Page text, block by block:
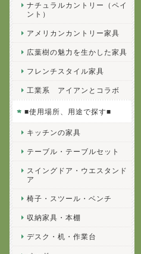
ナチュラルカントリー（ペイ
ント）
アメリカンカントリー家具
広葉樹の魅力を生かした家具
フレンチスタイル家具
工業系 アイアンとコラボ
■使用場所、用途で探す■
キッチンの家具
テーブル・テーブルセット
スイングドア・ウエスタンド
ア
椅子・スツール・ベンチ
収納家具・本棚
デスク・机・作業台